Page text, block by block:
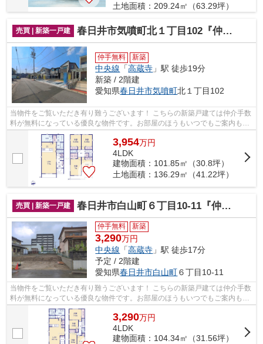
土地面積：209.24㎡（63.29坪）
売買 | 新築一戸建 春日井市気噴町北１丁目102『仲介料無料』新築戸建て
仲手無料 新築
中央線 「高蔵寺 」駅 徒歩19分
新築 / 2階建
愛知県春日井市気噴町北１丁目102
当物件をご覧いただき有り難うございます！ こちらの新築戸建ては仲介手数
料が無料になっている優良な物件です。お部屋のほうもいつでもご案内もさ
せて頂きますのでお気軽にお問合せ下...
3,954万円
4LDK
建物面積：101.85㎡（30.8坪）
土地面積：136.29㎡（41.22坪）
売買 | 新築一戸建 春日井市白山町６丁目10-11『仲介料無料』新築戸建て
仲手無料 新築
3,290万円
中央線 「高蔵寺 」駅 徒歩17分
予定 / 2階建
愛知県春日井市白山町６丁目10-11
当物件をご覧いただき有り難うございます！ こちらの新築戸建ては仲介手数
料が無料になっている優良な物件です。お部屋のほうもいつでもご案内もさ
せて頂きますのでお気軽にお問合せ下...
3,290万円
4LDK
建物面積：104.34㎡（31.56坪）